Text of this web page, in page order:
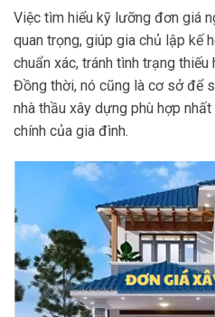
Việc tìm hiểu kỹ lưỡng đơn giá
quan trọng, giúp gia chủ lập kế
chuẩn xác, tránh tình trạng
Đồng thời, nó cũng là cơ sở để
nhà thầu xây dựng phù hợp
chính của gia đình.